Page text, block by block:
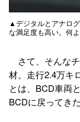
▲デジタルとアナロ
な満足度も高い。何
さて、そんな
材。走行2.4万キ
とは、BCD車両
BCDに戻ってき